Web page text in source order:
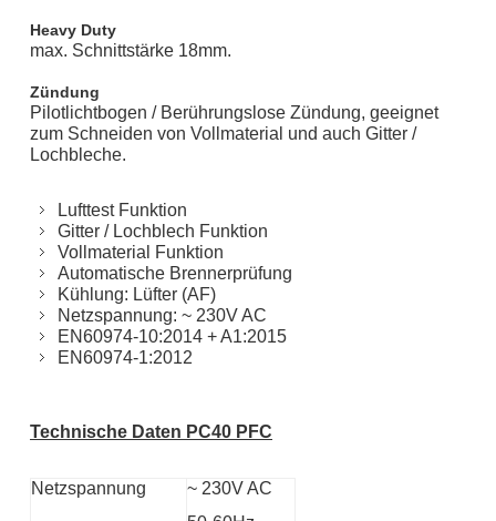
Heavy Duty
max. Schnittstärke 18mm.
Zündung
Pilotlichtbogen / Berührungslose Zündung, geeignet
zum Schneiden von Vollmaterial und auch Gitter /
Lochbleche.
Lufttest Funktion
Gitter / Lochblech Funktion
Vollmaterial Funktion
Automatische Brennerprüfung
Kühlung: Lüfter (AF)
Netzspannung: ~ 230V AC
EN60974-10:2014 + A1:2015
EN60974-1:2012
Technische Daten PC40 PFC
Netzspannung
~ 230V AC